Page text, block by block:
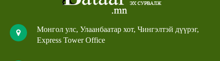
Монгол улс, Улаанбаатар хот, Чингэлтэй дүүрэг,
Express Tower Office